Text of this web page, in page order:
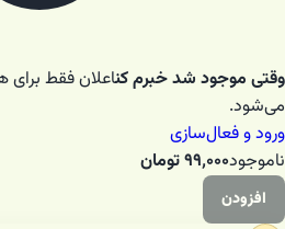
وقتی موجود شد خبرم کناعلان فقط
می‌شود.
ورود و فعال‌سازی
ناموجود۹۹٬۰۰۰تومان
افزودن